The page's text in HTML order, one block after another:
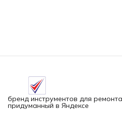
бренд инструментов для
придуманный в Яндексе